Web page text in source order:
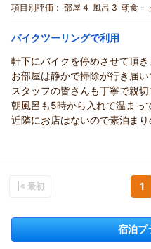
和室 朝・夕 夕/個室利用
宿泊価格帯： 13,001～14,000円(大
この度は南郷温泉 共林荘に
ました。お部屋、お食事を気
です。又のご来館をお待ちし
項目別評価： 部屋 4 風呂 3 朝食 -
バイクツーリングで利用
軒下にバイクを停めさせて頂き
お部屋は静かで掃除が行き届い
スタッフの皆さんも丁寧で親切
朝風呂も5時から入れて温まっ
近隣にお店はないので素泊ま
宿泊時期： 2025年09月宿泊 (一人
宿泊プラン：
【期間限定】気軽に
食事なし
南郷（夢）温泉 共林荘からの返信
|< 最初 1
宿泊プ